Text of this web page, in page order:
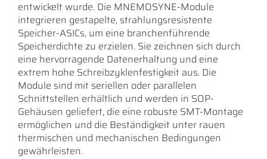
entwickelt wurde. Die MNEMOSYNE-Module
integrieren gestapelte, strahlungsresistente
Speicher-ASICs, um eine branchenführende
Speicherdichte zu erzielen. Sie zeichnen sich durch
eine hervorragende Datenerhaltung und eine
extrem hohe Schreibzyklenfestigkeit aus. Die
Module sind mit seriellen oder parallelen
Schnittstellen erhältlich und werden in SOP-
Gehäusen geliefert, die eine robuste SMT-Montage
ermöglichen und die Beständigkeit unter rauen
thermischen und mechanischen Bedingungen
gewährleisten.